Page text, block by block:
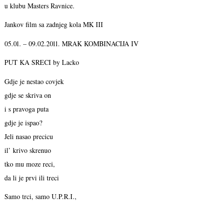
u klubu Masters Ravnice.
Jankov film sa zadnjeg kola MK III
05.01. – 09.02.2011. MRAK KOMBINACIJA IV
PUT KA SRECI by Lacko
Gdje je nestao covjek
gdje se skriva on
i s pravoga puta
gdje je ispao?
Jeli nasao precicu
il’ krivo skrenuo
tko mu moze reci,
da li je prvi ili treci
Samo trci, samo U.P.R.I.,